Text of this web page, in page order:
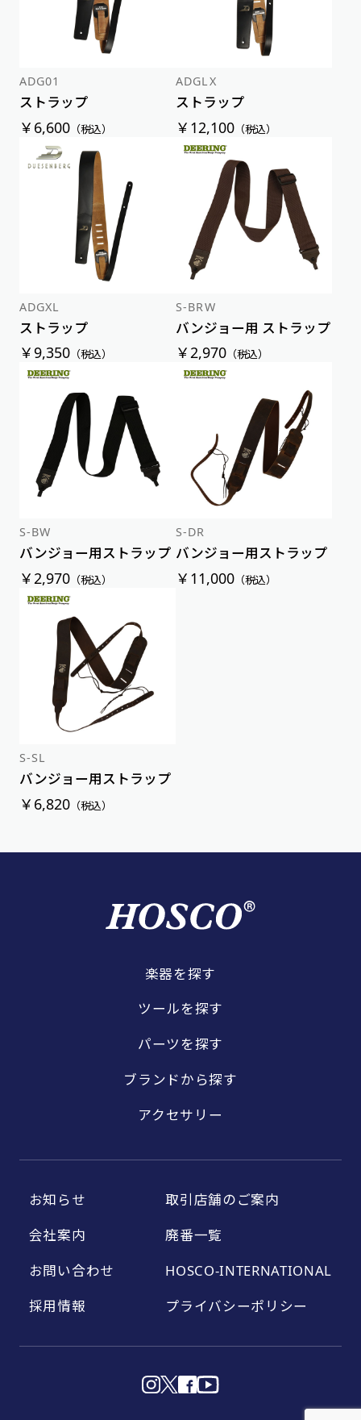
ADG01
ストラップ
￥6,600（税込）
ADGLX
ストラップ
￥12,100 （税込）
ADGXL
ストラップ
￥9,350（税込）
S-BRW
バンジョー用 ストラップ
￥2,970 （税込）
S-BW
バンジョー用ストラップ
￥2,970（税込）
S-DR
バンジョー用ストラップ
￥11,000 （税込）
S-SL
バンジョー用ストラップ
￥6,820（税込）
楽器を探す
ツールを探す
パーツを探す
ブランドから探す
アクセサリー
お知らせ
会社案内
お問い合わせ
採用情報
取引店舗のご案内
廃番一覧
HOSCO-INTERNATIONAL
プライバシーポリシー